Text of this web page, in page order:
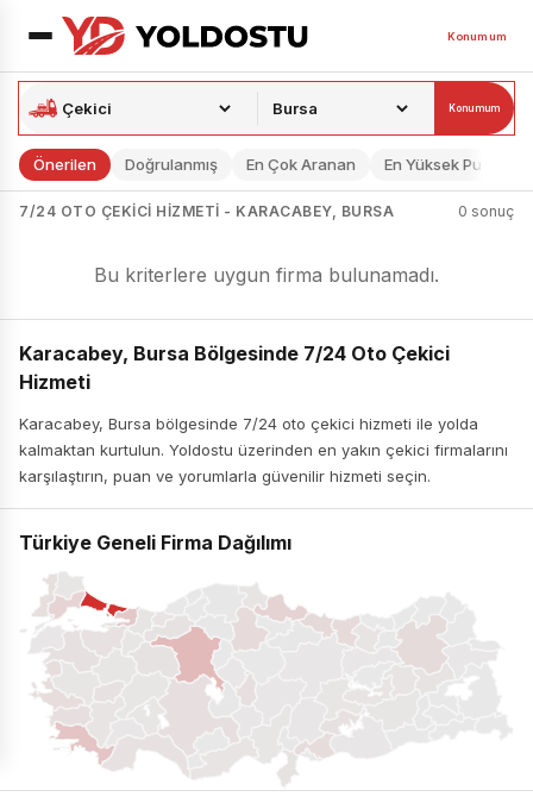
Konumum
Konumum
Önerilen Doğrulanmış En Çok Aranan En Yüksek Puan
7/24 OTO ÇEKICI HIZMETI - KARACABEY, BURSA 0 sonuç
Bu kriterlere uygun firma bulunamadı.
Karacabey, Bursa Bölgesinde 7/24 Oto Çekici
Hizmeti
Karacabey, Bursa bölgesinde 7/24 oto çekici hizmeti ile yolda
kalmaktan kurtulun. Yoldostu üzerinden en yakın çekici firmalarını
karşılaştırın, puan ve yorumlarla güvenilir hizmeti seçin.
Türkiye Geneli Firma Dağılımı